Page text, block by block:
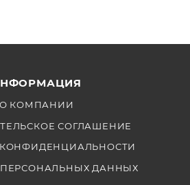
О КОМПАНИИ
СОГЛАШЕНИЕ
ПЕРСОНАЛЬНЫХ ДАННЫХ